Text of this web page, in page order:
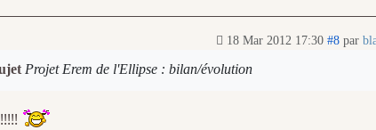
18 Mar 2012 17:30 #8 par
Projet Erem de l'Ellipse : bilan/évolution